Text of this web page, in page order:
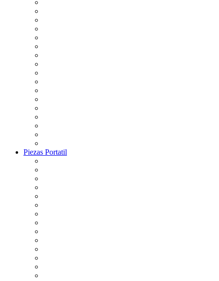
Piezas Portatil